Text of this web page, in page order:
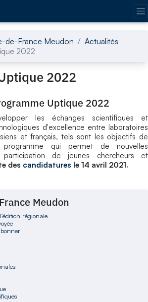
de-France Meudon
Actualités
2022
2022
Uptique 2022
les échanges scientifiques et
d'excellence entre laboratoires
et français, tels sont les objectifs de
qui permet de nouvelles
de jeunes chercheurs et
des candidatures le 14 avril 2021.
Meudon
régionale